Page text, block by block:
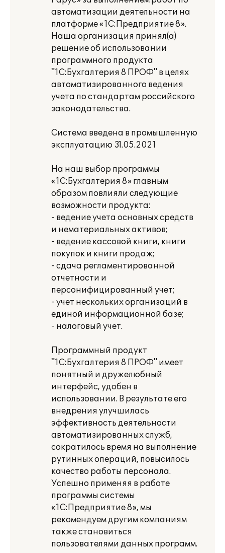
автоматизации деятельности на
платформе «1С:Предприятие 8».
Наша организация принял(а)
решение об использовании
программного продукта
"1С:Бухгалтерия 8 ПРОФ" в целях
автоматизированного ведения
учета по стандартам российского
законодательства.
Система введена в промышленную
эксплуатацию 31.05.2021
На наш выбор программы
«1С:Бухгалтерия 8» главным
образом повлияли следующие
возможности продукта:
- ведение учета основных средств
и нематериальных активов;
- ведение кассовой книги, книги
покупок и книги продаж;
- сдача регламентированной
отчетности и
персонифицированный учет;
- учет нескольких организаций в
единой информационной базе;
- налоговый учет.
Программный продукт
"1С:Бухгалтерия 8 ПРОФ" имеет
понятный и дружелюбный
интерфейс, удобен в
использовании. В результате его
внедрения улучшилась
эффективность деятельности
автоматизированных служб,
сократилось время на выполнение
рутинных операций, повысилось
качество работы персонала.
Успешно применяя в работе
программы системы
«1С:Предприятие 8», мы
рекомендуем другим компаниям
также становиться
пользователями данных программ.